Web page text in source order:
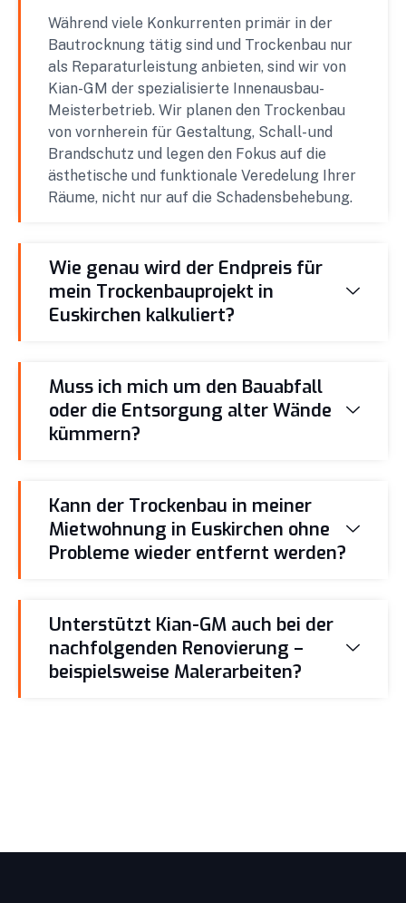
Während viele Konkurrenten primär in der
Bautrocknung tätig sind und Trockenbau nur
als Reparaturleistung anbieten, sind wir von
Kian-GM der spezialisierte Innenausbau-
Meisterbetrieb. Wir planen den Trockenbau
von vornherein für Gestaltung, Schall- und
Brandschutz und legen den Fokus auf die
ästhetische und funktionale Veredelung Ihrer
Räume, nicht nur auf die Schadensbehebung.
Wie genau wird der Endpreis für
mein Trockenbauprojekt in
Euskirchen kalkuliert?
Muss ich mich um den Bauabfall
oder die Entsorgung alter Wände
kümmern?
Kann der Trockenbau in meiner
Mietwohnung in Euskirchen ohne
Probleme wieder entfernt werden?
Unterstützt Kian-GM auch bei der
nachfolgenden Renovierung –
beispielsweise Malerarbeiten?